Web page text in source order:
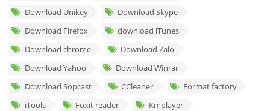
Download Unikey
Download Skype
Download Firefox
download iTunes
Download chrome
Download Zalo
Download Yahoo
Download Winrar
Download Sopcast
CCleaner
Format factory
iTools
Foxit reader
Kmplayer